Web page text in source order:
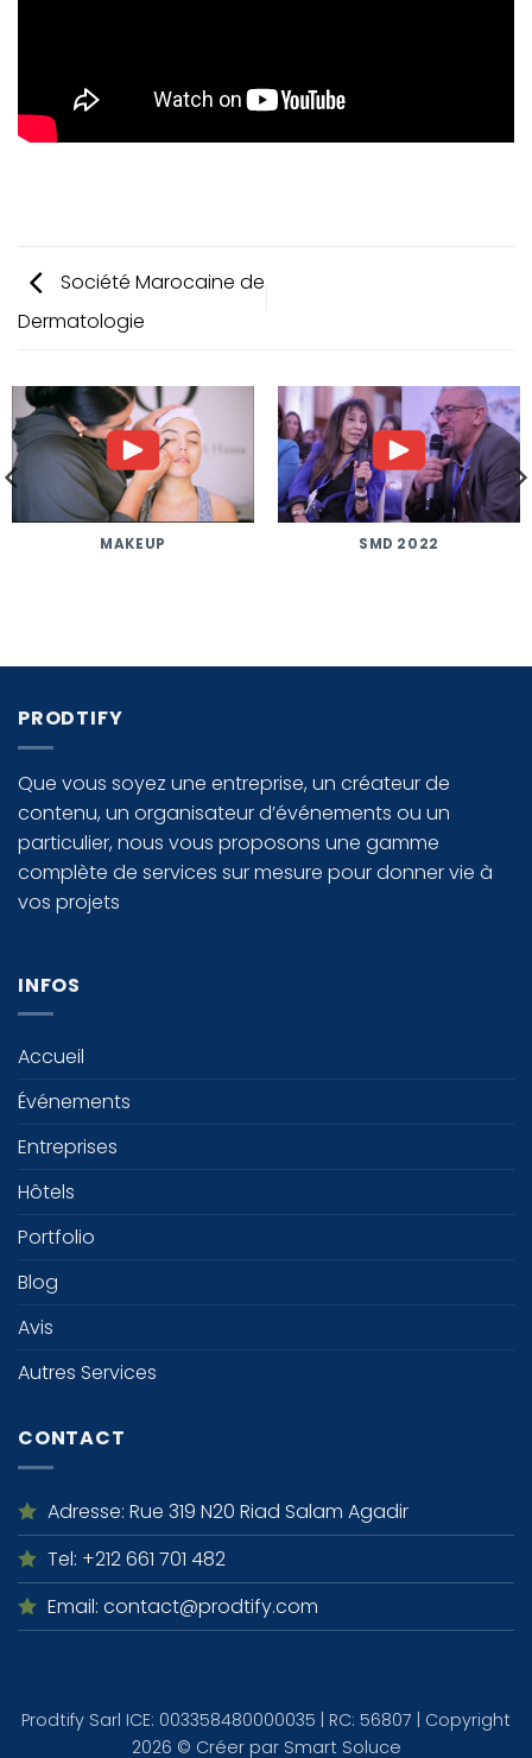
Société Marocaine de
Dermatologie
MAKEUP SMD 2022
PRODTIFY
Que vous soyez une entreprise, un créateur de
contenu, un organisateur d’événements ou un
particulier, nous vous proposons une gamme
complète de services sur mesure pour donner vie à
vos projets
INFOS
Accueil
Événements
Entreprises
Hôtels
Portfolio
Blog
Avis
Autres Services
CONTACT
Adresse: Rue 319 N20 Riad Salam Agadir
Tel: +212 661 701 482
Email: contact@prodtify.com
Prodtify Sarl ICE: 003358480000035 | RC: 56807 | Copyright
2026 © Créer par Smart Soluce